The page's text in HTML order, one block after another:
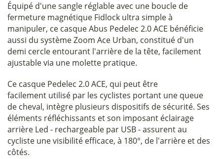
Équipé d'une sangle réglable avec une boucle de
fermeture magnétique Fidlock ultra simple à
manipuler, ce casque Abus Pedelec 2.0 ACE bénéficie
aussi du système Zoom Ace Urban, constitué d'un
demi cercle entourant l'arrière de la tête, facilement
ajustable via une molette pratique.
Ce casque Pedelec 2.0 ACE, qui peut être
facilement utilisé par les cyclistes portant une queue
de cheval, intègre plusieurs dispositifs de sécurité. Ses
éléments réfléchissants et son imposant éclairage
arrière Led - rechargeable par USB - assurent au
cycliste une visibilité efficace, à 180°, de l'arrière et des
côtés.